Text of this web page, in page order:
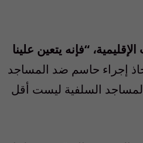
“فإنه يتعين علينا
إجراء حاسم ضد المساجد
المساجد السلفية ليست أقل